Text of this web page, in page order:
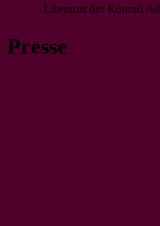
Literatur der Konrad
Presse